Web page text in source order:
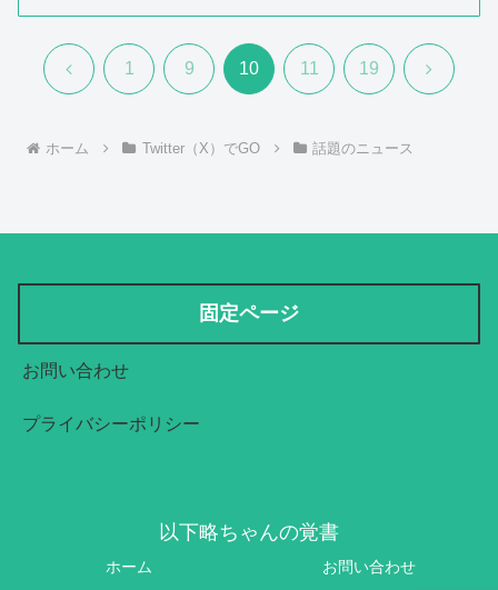
前 1 9 10 11 19 次
ホーム Twitter（X）でGO 話題のニュース
固定ページ
お問い合わせ
プライバシーポリシー
以下略ちゃんの覚書
ホーム お問い合わせ